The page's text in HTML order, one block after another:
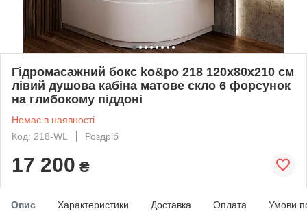
Гідромасажний бокс ko&po 218 120x80х210 см
лівий душова кабіна матове скло 6 форсунок
на глибокому піддоні
Немає в наявності
Код: 218-WL
Роздріб
17 200 ₴
Опис Характеристики Доставка Оплата Умови